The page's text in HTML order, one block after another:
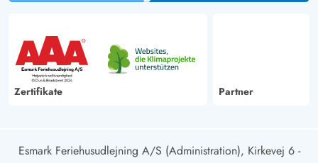
Zertifikate Partner
Esmark Feriehusudlejning A/S (Administration), Kirkevej 6 -